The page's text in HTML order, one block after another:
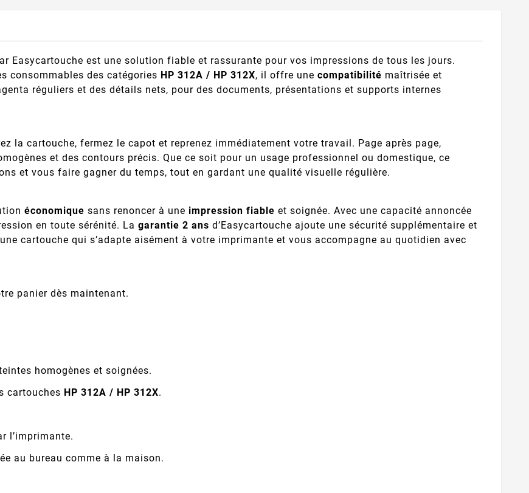
Easycartouche est une solution fiable et rassurante pour vos impressions de tous les jours.
consommables des catégories HP 312A / HP 312X, il offre une compatibilité maîtrisée et
réguliers et des détails nets, pour des documents, présentations et supports internes
la cartouche, fermez le capot et reprenez immédiatement votre travail. Page après page,
et des contours précis. Que ce soit pour un usage professionnel ou domestique, ce
et vous faire gagner du temps, tout en gardant une qualité visuelle régulière.
économique sans renoncer à une impression fiable et soignée. Avec une capacité annoncée
en toute sérénité. La garantie 2 ans d’Easycartouche ajoute une sécurité supplémentaire et
cartouche qui s’adapte aisément à votre imprimante et vous accompagne au quotidien avec
panier dès maintenant.
homogènes et soignées.
cartouches HP 312A / HP 312X.
l’imprimante.
au bureau comme à la maison.